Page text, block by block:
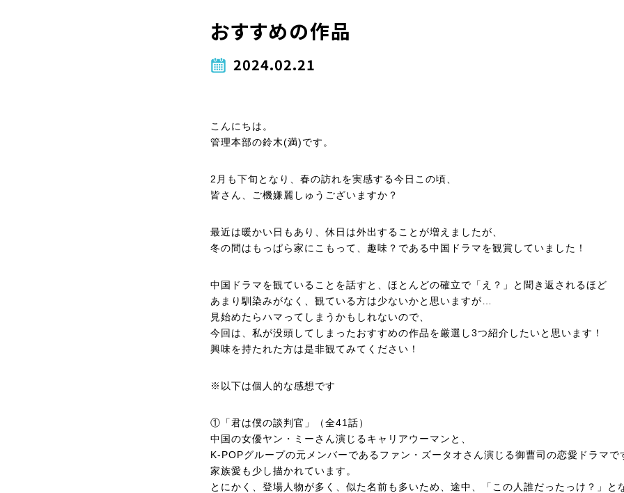
おすすめの作品
2024.02.21
こんにちは。
管理本部の鈴木(満)です。
2月も下旬となり、春の訪れを実感する今日この頃、
皆さん、ご機嫌麗しゅうございますか？
最近は暖かい日もあり、休日は外出することが増えましたが、
冬の間はもっぱら家にこもって、趣味？である中国ドラマを観賞していました！
中国ドラマを観ていることを話すと、ほとんどの確立で「え？」と聞き返されるほど
あまり馴染みがなく、観ている方は少ないかと思いますが…
見始めたらハマってしまうかもしれないので、
今回は、私が没頭してしまったおすすめの作品を厳選し3つ紹介したいと思います！
興味を持たれた方は是非観てみてください！
※以下は個人的な感想です
①「君は僕の談判官」（全41話）
中国の女優ヤン・ミーさん演じるキャリアウーマンと、
K-POPグループの元メンバーであるファン・ズータオさん演じる御曹司の恋愛ドラマで
家族愛も少し描かれています。
とにかく、登場人物が多く、似た名前も多いため、途中、「この人誰だったっけ？」と